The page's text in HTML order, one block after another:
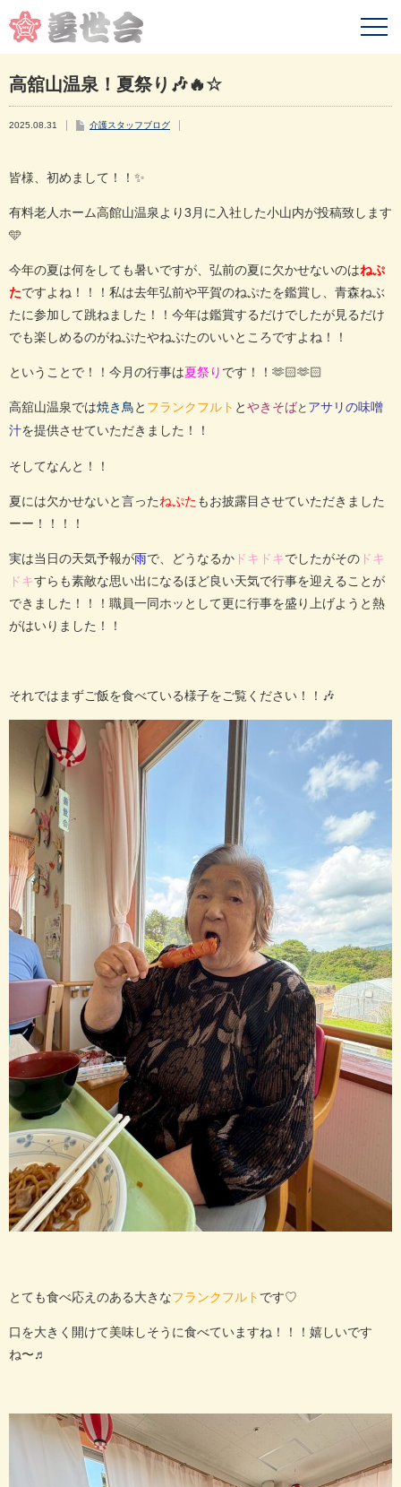
高舘山温泉！夏祭り🎶🔥☆
2025.08.31 介護スタッフブログ
皆様、初めまして！！✨
有料老人ホーム高館山温泉より3月に入社した小山内が投稿致します
🩵
今年の夏は何をしても暑いですが、弘前の夏に欠かせないのはねぷ
たですよね！！！私は去年弘前や平賀のねぷたを鑑賞し、青森ねぶ
たに参加して跳ねました！！今年は鑑賞するだけでしたが見るだけ
でも楽しめるのがねぷたやねぶたのいいところですよね！！
ということで！！今月の行事は夏祭り です！！🫶🏻🫶🏻
高舘山温泉では焼き鳥 と フランクフルト と やきそばと アサリの味噌
汁を提供させていただきました！！
そしてなんと！！
夏には欠かせないと言ったねぷた もお披露目させていただきました
ーー！！！！
実は当日の天気予報が雨で、どうなるか ドキドキ でしたがその ドキ
ドキすらも素敵な思い出になるほど良い天気で行事を迎えることが
できました！！！職員一同ホッとして更に行事を盛り上げようと熱
がはいりました！！
それではまずご飯を食べている様子をご覧ください！！🎶
とても食べ応えのある大きなフランクフルト です♡
口を大きく開けて美味しそうに食べていますね！！！嬉しいです
ね〜♬